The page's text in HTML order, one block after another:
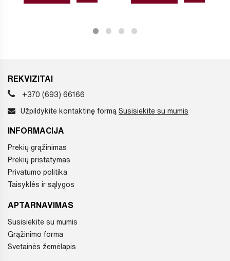
REKVIZITAI
+370 (693) 66166
Užpildykite kontaktinę formą Susisiekite su mumis
INFORMACIJA
Prekių grąžinimas
Prekių pristatymas
Privatumo politika
Taisyklės ir sąlygos
APTARNAVIMAS
Susisiekite su mumis
Grąžinimo forma
Svetainės žemėlapis